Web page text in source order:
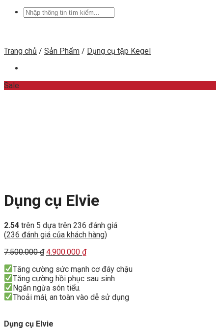
Tìm
kiếm:
Trang chủ / Sản Phẩm / Dụng cụ tập Kegel
Sale
Dụng cụ Elvie
2.54 trên 5 dựa trên 236 đánh giá
(236 đánh giá của khách hàng)
7.500.000₫ Original
was:
7.500.000 ₫.
4.900.000 ₫Current
is:
4.900.000 ₫.
Tăng cường sức mạnh cơ đáy chậu
Tăng cường hồi phục sau sinh
Ngăn ngừa són tiểu.
Thoải mái, an toàn vào dễ sử dụng
Dụng cụ Elvie